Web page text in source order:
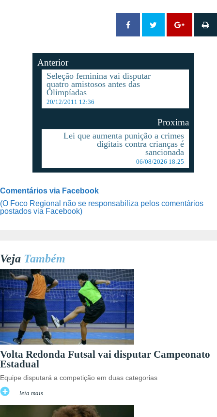
Anterior
Seleção feminina vai disputar
quatro amistosos antes das
Olimpíadas
20/12/2011 12:36
Proxima
Lei que aumenta punição a crimes
digitais contra crianças é
sancionada
06/08/2026 18:25
Comentários via Facebook
(O Foco Regional não se responsabiliza pelos comentários
postados via Facebook)
Veja Também
Volta Redonda Futsal vai disputar Campeonato
Estadual
Equipe disputará a competição em duas categorias
leia mais